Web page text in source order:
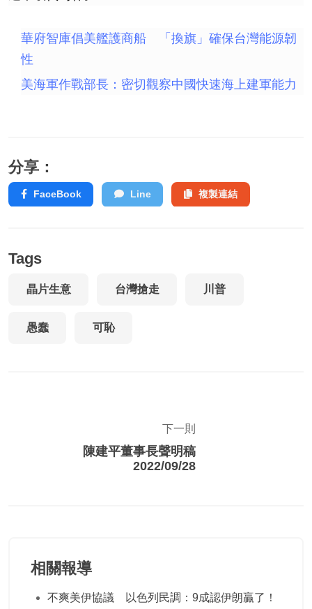
華府智庫倡美艦護商船 「換旗」確保台灣能源韌
性
美海軍作戰部長：密切觀察中國快速海上建軍能力
分享：
FaceBook Line 複製連結
Tags
晶片生意 台灣搶走 川普
愚蠢 可恥
下一則
陳建平董事長聲明稿
2022/09/28
相關報導
不爽美伊協議 以色列民調：9成認伊朗贏了！